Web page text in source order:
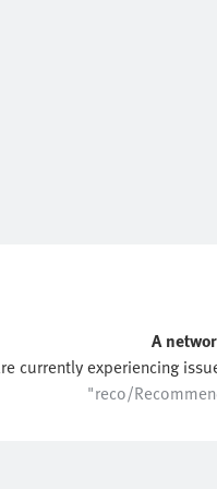
A
currently experiencing
"reco/